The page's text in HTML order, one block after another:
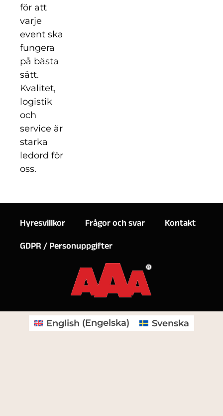
för att
varje
event ska
fungera
på bästa
sätt.
Kvalitet,
logistik
och
service är
starka
ledord för
oss.
Hyresvillkor Frågor och svar
Kontakt
GDPR / Personuppgifter
English (Engelska) Svenska